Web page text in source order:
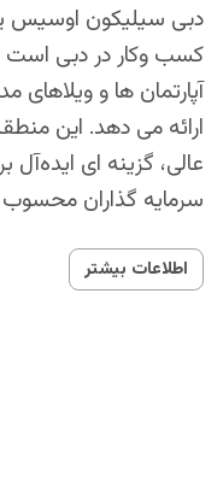
دبی سیلیکون اوسیس
کسب‌ وکار در دبی است
آپارتمان‌ ها و ویلاهای
ارائه می‌ دهد. این
عالی، گزینه‌ ای ایده‌آل
سرمایه‌ گذاران
اطلاعات بیشتر